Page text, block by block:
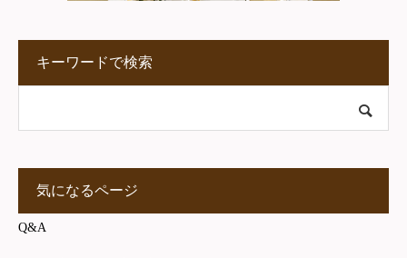
キーワードで検索
気になるページ
Q&A